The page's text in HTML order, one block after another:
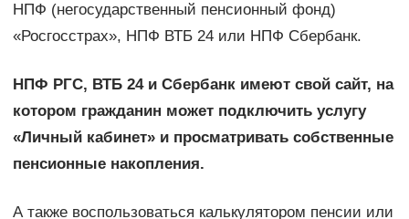
НПФ (негосударственный пенсионный фонд)
«Росгосстрах», НПФ ВТБ 24 или НПФ Сбербанк.
НПФ РГС, ВТБ 24 и Сбербанк имеют свой сайт, на
котором гражданин может подключить услугу
«Личный кабинет» и просматривать собственные
пенсионные накопления.
А также воспользоваться калькулятором пенсии или